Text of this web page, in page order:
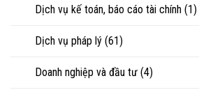
chấp
Dịch vụ kế toán, báo cáo tài chính (1)
Dịch vụ pháp lý (61)
Doanh nghiệp và đầu tư (4)